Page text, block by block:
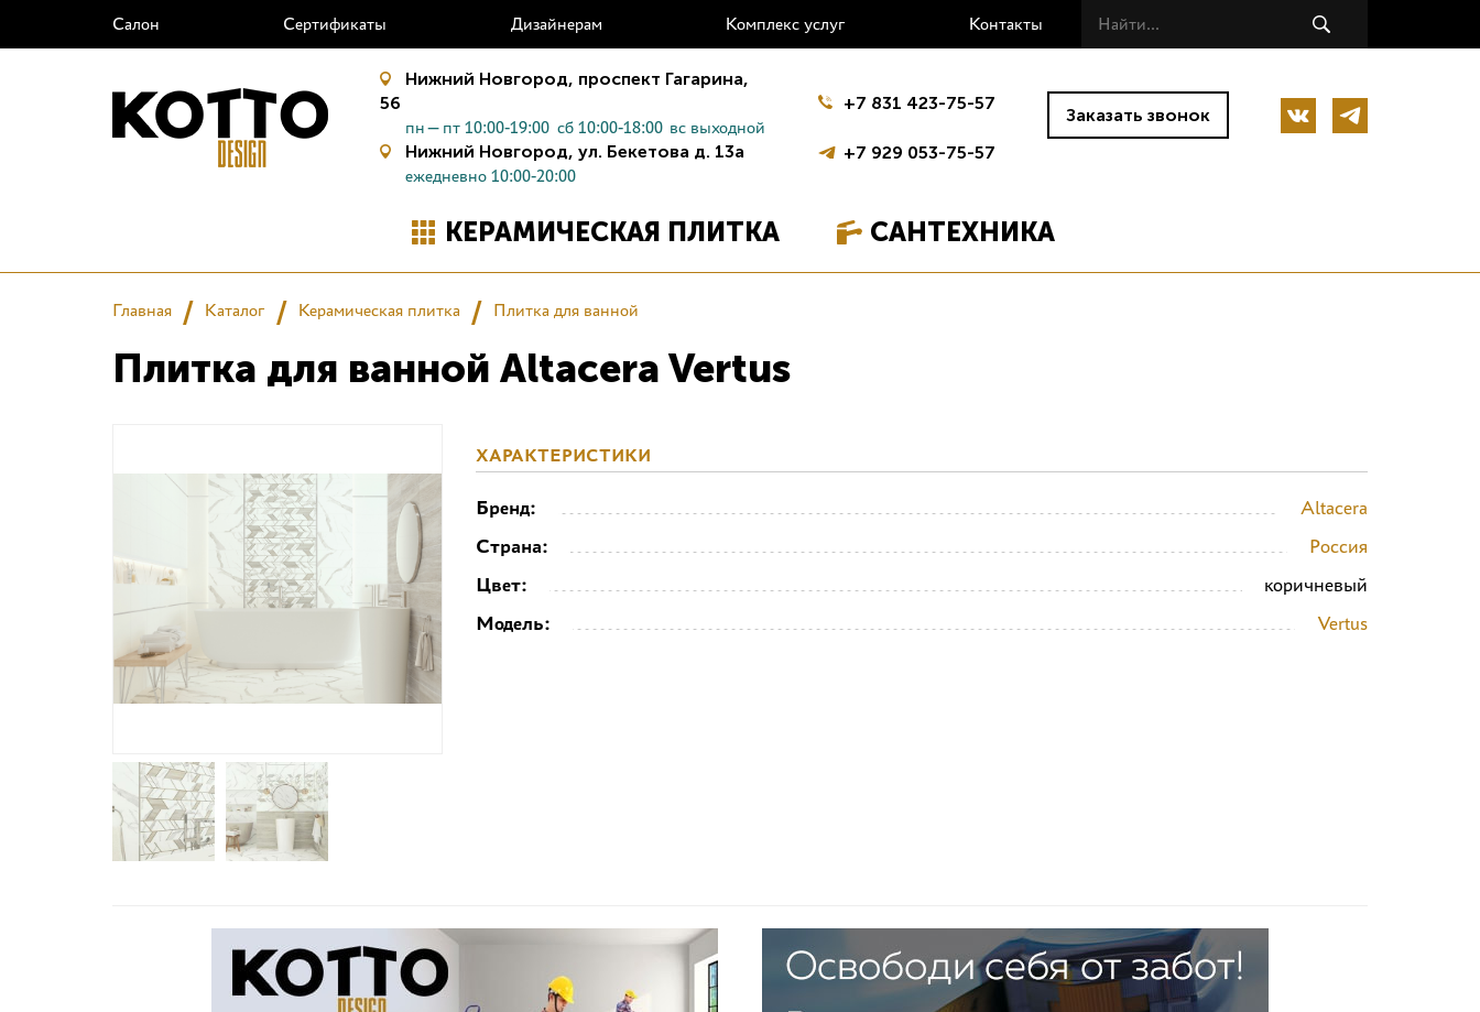
Салон Сертификаты Дизайнерам Комплекс услуг Контакты
Нижний Новгород, проспект Гагарина,
56
пн—пт 10:00-19:00 сб 10:00-18:00 вс выходной
Нижний Новгород, ул. Бекетова д. 13а
ежедневно 10:00-20:00
+7 831 423-75-57
+7 929 053-75-57
Заказать звонок
КЕРАМИЧЕСКАЯ ПЛИТКА САНТЕХНИКА
Главная Каталог Керамическая плитка Плитка для ванной
Плитка для ванной Altacera Vertus
ХАРАКТЕРИСТИКИ
Бренд:
Altacera
Страна:
Россия
Цвет:
коричневый
Модель:
Vertus